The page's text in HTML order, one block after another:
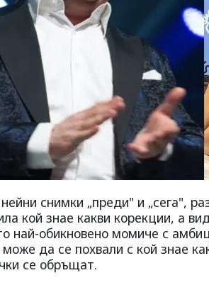
снимки „преди" и „сега",
кой знае какви корекции, а
най-обикновено момиче с
да се похвали с кой знае
се обръщат.